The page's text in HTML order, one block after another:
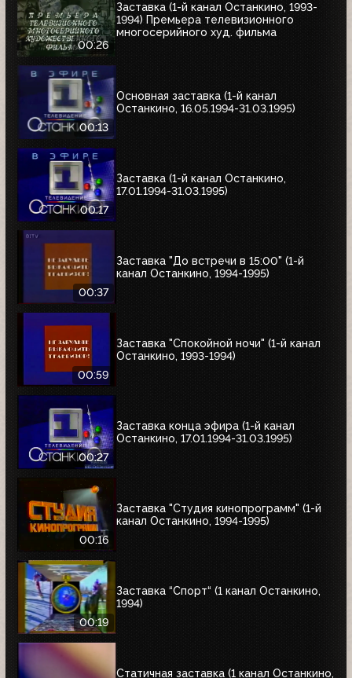
00:26
Заставка (1-й канал Останкино, 1993-
1994) Премьера телевизионного
многосерийного худ. фильма
00:13
Основная заставка (1-й канал
Останкино, 16.05.1994-31.03.1995)
00:17
Заставка (1-й канал Останкино,
17.01.1994-31.03.1995)
00:37
Заставка "До встречи в 15:00" (1-й
канал Останкино, 1994-1995)
00:59
Заставка "Спокойной ночи" (1-й канал
Останкино, 1993-1994)
00:27
Заставка конца эфира (1-й канал
Останкино, 17.01.1994-31.03.1995)
00:16
Заставка "Студия кинопрограмм" (1-й
канал Останкино, 1994-1995)
00:19
Заставка “Спорт“ (1 канал Останкино,
1994)
Статичная заставка (1 канал Останкино,